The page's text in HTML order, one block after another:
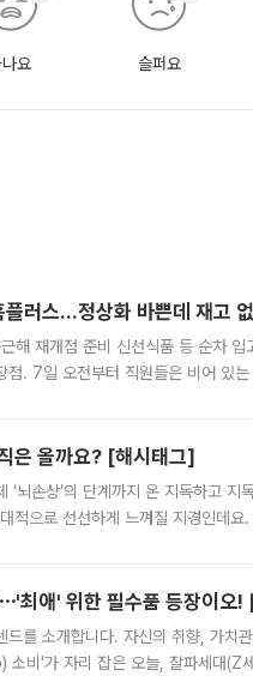
요 슬퍼요
러스…정상화 바쁜데 재고
해 재개점 준비 신선식품 등 순차
점. 7일 오전부터 직원들은 비어 있
은 올까요? [해시태그]
‘뇌손상’의 단계까지 온 지독하고
적으로 선선하게 느껴질 지경인데
최애' 위한 필수품 등장이오!
드를 소개합니다. 자신의 취향, 가치
비'가 자리 잡은 오늘, 잘파세대(Z